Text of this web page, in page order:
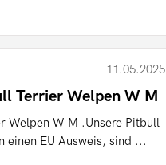
11.05.2025
Terrier Welpen W M
Welpen W M .Unsere Pitbull
einen EU Ausweis, sind ...